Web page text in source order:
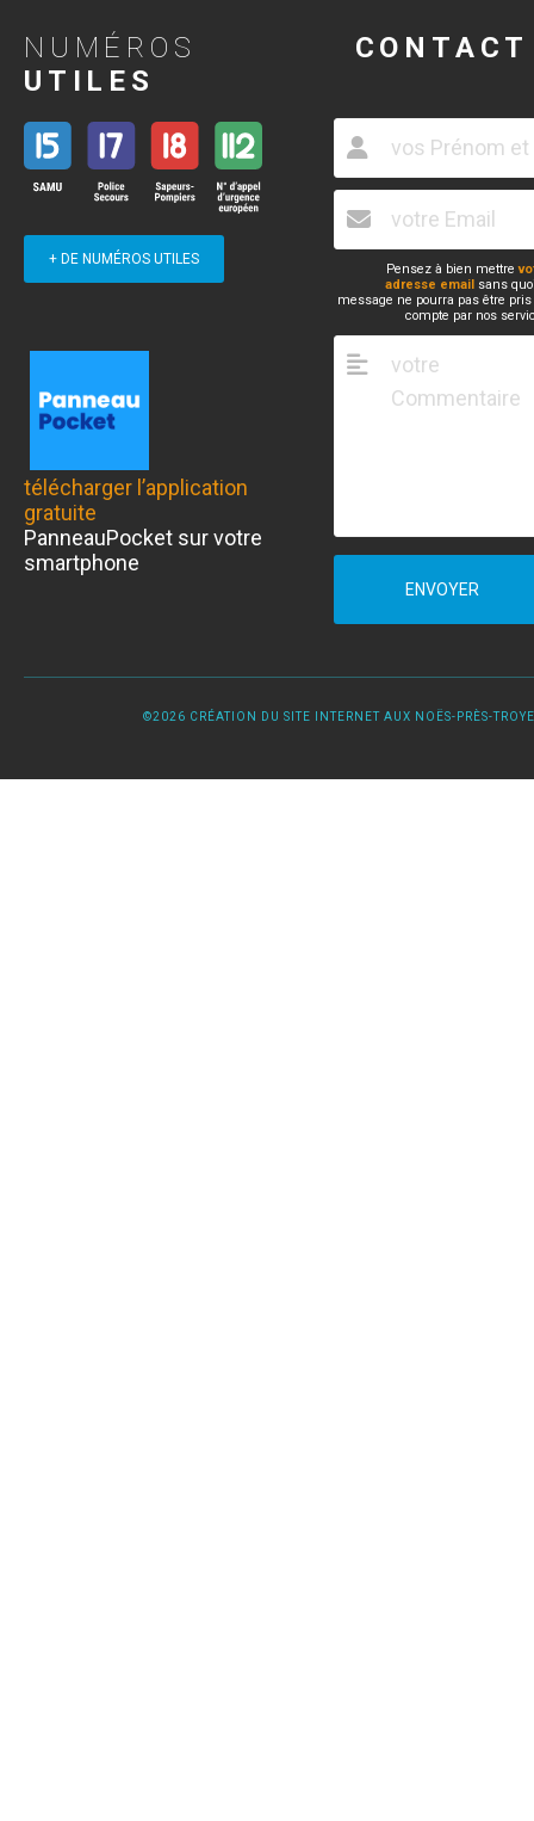
NUMÉROS
UTILES
+ DE NUMÉROS UTILES
télécharger l’application
gratuite
PanneauPocket sur votre
smartphone
CONTACT
Pensez à bien mettre
adresse email sans
message ne pourra pas être
compte par nos
ENVOYER
©2026 CRÉATION DU SITE INTERNET AUX NOËS-PRÈS-